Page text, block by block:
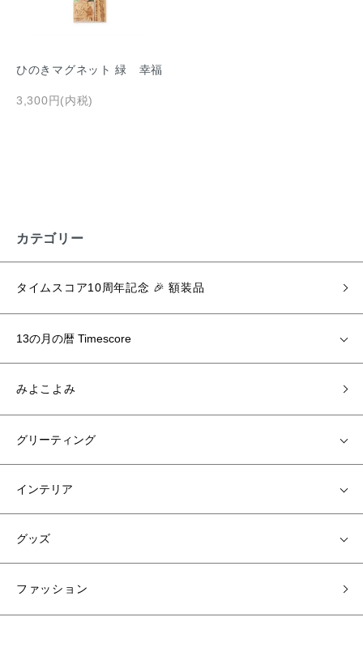
ひのきマグネット 緑 幸福
3,300円(内税)
カテゴリー
タイムスコア10周年記念 🎉 額装品
13の月の暦 Timescore
みよこよみ
グリーティング
インテリア
グッズ
ファッション